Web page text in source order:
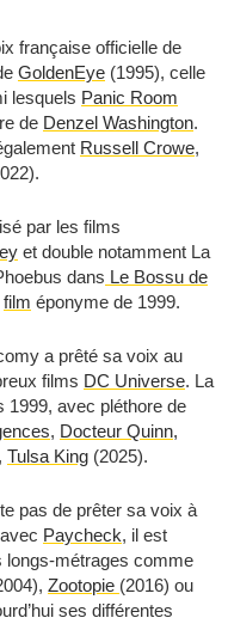
française officielle de
GoldenEye (1995), celle
lesquels Panic Room
de Denzel Washington.
Russell Crowe,
par les films
et double notamment La
dans Le Bossu de
film éponyme de 1999.
a prêté sa voix au
films DC Universe. La
1999, avec pléthore de
, Docteur Quinn,
Tulsa King (2025).
pas de prêter sa voix à
Paycheck, il est
longs-métrages comme
Zootopie (2016) ou
ses différentes